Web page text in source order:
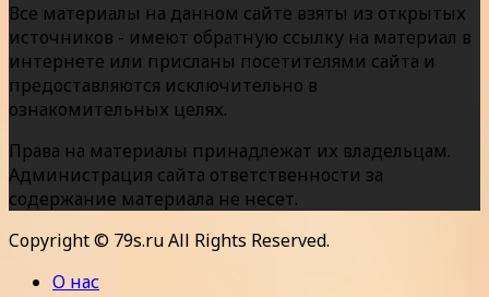
Все материалы на данном сайте взяты из открытых
источников - имеют обратную ссылку на материал в
интернете или присланы посетителями сайта и
предоставляются исключительно в
ознакомительных целях.
Права на материалы принадлежат их владельцам.
Администрация сайта ответственности за
содержание материала не несет.
Copyright © 79s.ru All Rights Reserved.
О нас